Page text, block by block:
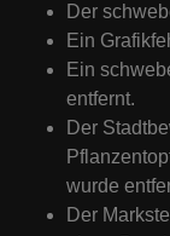
Der
Ein
Ein
entfernt.
Der
wurde
Der